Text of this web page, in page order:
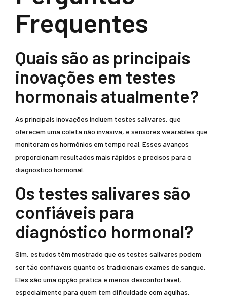
Frequentes
Quais são as principais
inovações em testes
hormonais atualmente?
As principais inovações incluem testes salivares, que
oferecem uma coleta não invasiva, e sensores wearables que
monitoram os hormônios em tempo real. Esses avanços
proporcionam resultados mais rápidos e precisos para o
diagnóstico hormonal.
Os testes salivares são
confiáveis para
diagnóstico hormonal?
Sim, estudos têm mostrado que os testes salivares podem
ser tão confiáveis quanto os tradicionais exames de sangue.
Eles são uma opção prática e menos desconfortável,
especialmente para quem tem dificuldade com agulhas.